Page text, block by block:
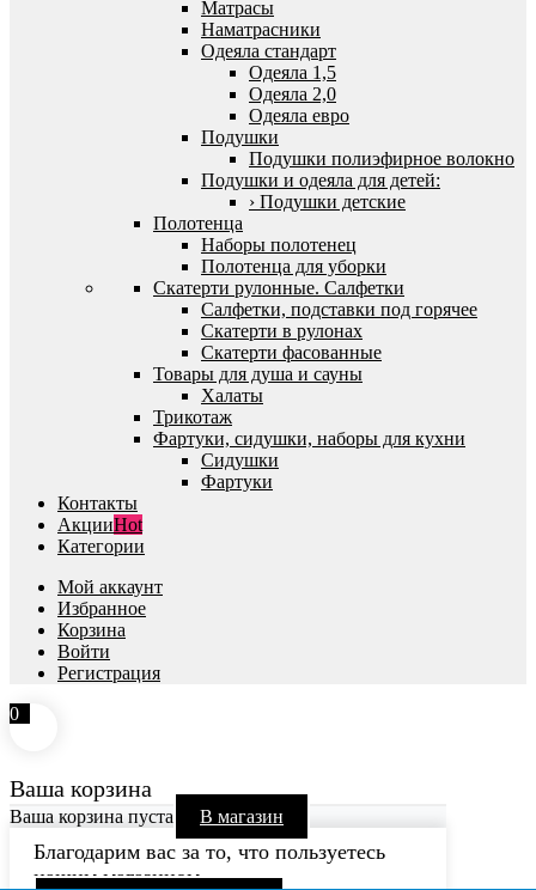
Матрасы
Наматрасники
Одеяла стандарт
Одеяла 1,5
Одеяла 2,0
Одеяла евро
Подушки
Подушки полиэфирное волокно
Подушки и одеяла для детей:
› Подушки детские
Полотенца
Наборы полотенец
Полотенца для уборки
Скатерти рулонные. Салфетки
Салфетки, подставки под горячее
Скатерти в рулонах
Скатерти фасованные
Товары для душа и сауны
Халаты
Трикотаж
Фартуки, сидушки, наборы для кухни
Сидушки
Фартуки
Контакты
АкцииHot
Категории
Мой аккаунт
Избранное
Корзина
Войти
Регистрация
0
Ваша корзина
Ваша корзина пуста В магазин
Благодарим вас за то, что пользуетесь
нашим магазином